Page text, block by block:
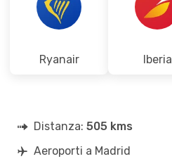
Ryanair Iberia
Distanza: 505 kms
Aeroporti a Madrid